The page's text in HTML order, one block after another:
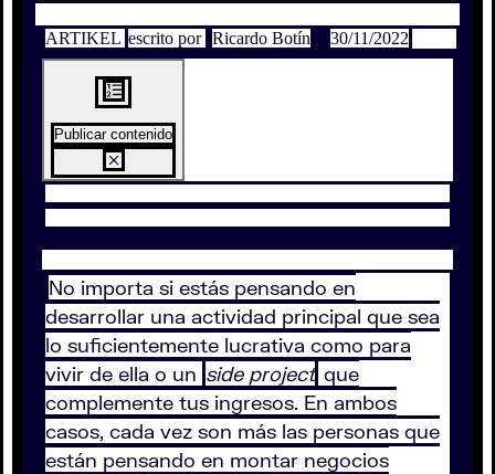
ARTIKEL escrito por Ricardo Botín 30/11/2022
Publicar contenido
No importa si estás pensando en
desarrollar una actividad principal que sea
lo suficientemente lucrativa como para
vivir de ella o un side project que
complemente tus ingresos. En ambos
casos, cada vez son más las personas que
están pensando en montar negocios